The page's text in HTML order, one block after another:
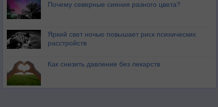
Почему северные сияния разного цвета?
Яркий свет ночью повышает риск психических
расстройств
Как снизить давление без лекарств